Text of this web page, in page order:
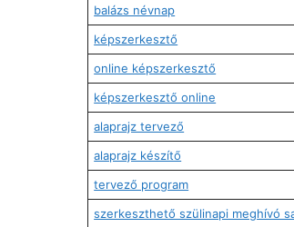
balázs névnap
képszerkesztő
online képszerkesztő
képszerkesztő online
alaprajz tervező
alaprajz készítő
tervező program
szerkeszthető szülinapi meghívó